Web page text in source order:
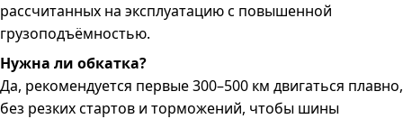
рассчитанных на эксплуатацию с повышенной
грузоподъёмностью.
Нужна ли обкатка?
Да, рекомендуется первые 300–500 км двигаться плавно,
без резких стартов и торможений, чтобы шины